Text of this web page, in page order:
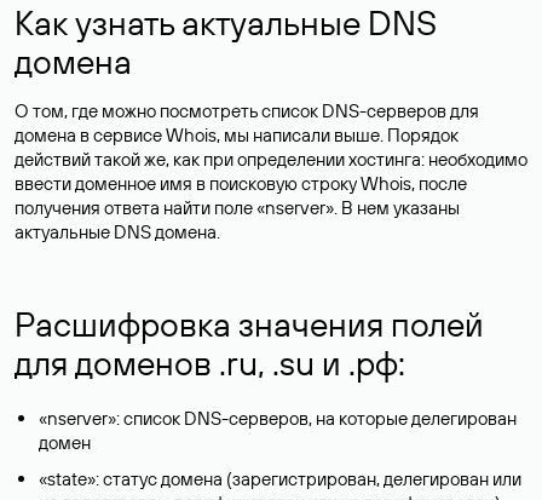
Как узнать актуальные DNS
домена
О том, где можно посмотреть список DNS-серверов для
домена в сервисе Whois, мы написали выше. Порядок
действий такой же, как при определении хостинга: необходимо
ввести доменное имя в поисковую строку Whois, после
получения ответа найти поле «nserver». В нем указаны
актуальные DNS домена.
Расшифровка значения полей
для доменов .ru, .su и .рф:
«nserver»: список DNS-серверов, на которые делегирован
домен
«state»: статус домена (зарегистрирован, делегирован или